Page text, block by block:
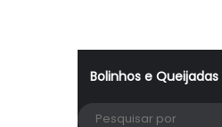
Bolinhos e Queijadas